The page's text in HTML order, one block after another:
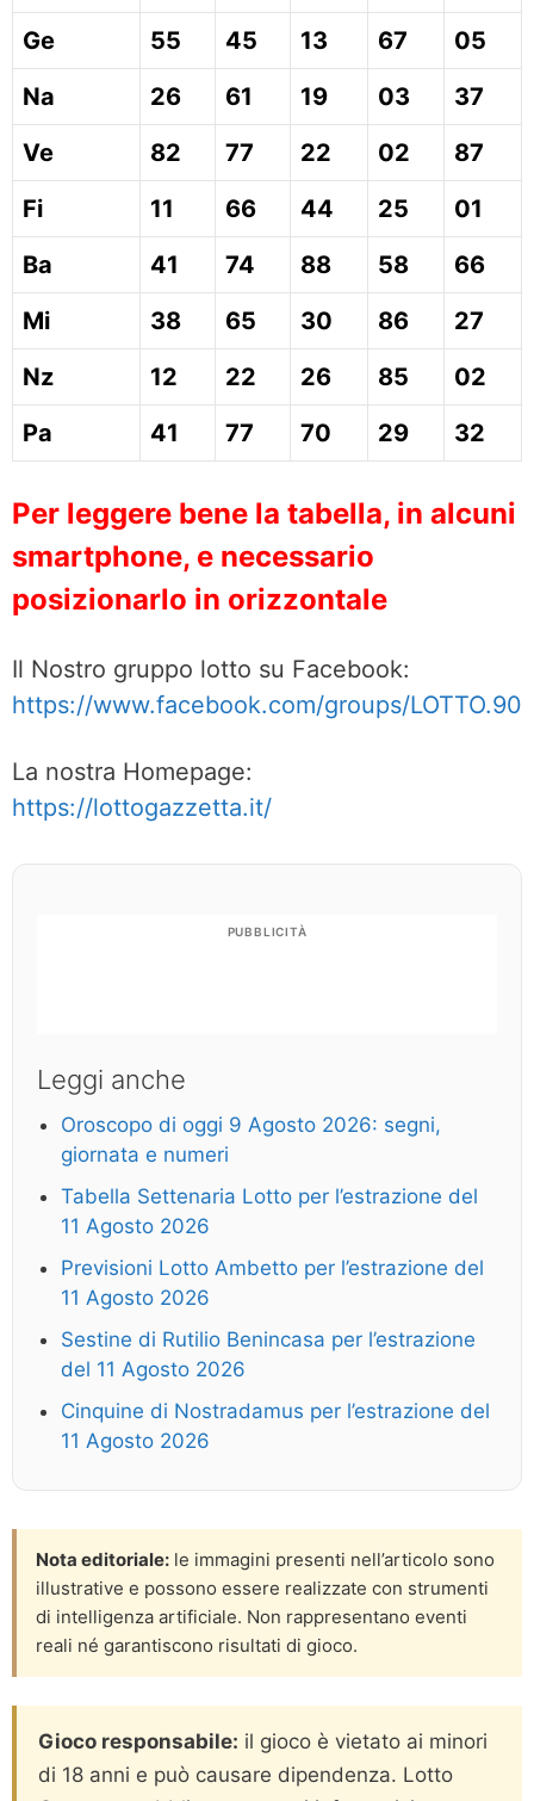
Ge
55 45 13 67
05
Na
26 61 19 03
37
Ve
82 77 22 02
87
Fi
11 66 44 25
01
Ba
41 74 88 58
66
Mi
38 65 30 86
27
Nz
12 22 26 85
02
Pa
41 77 70 29 32
Per leggere bene la tabella, in alcuni
smartphone, e necessario
posizionarlo in orizzontale
Il Nostro gruppo lotto su Facebook:
https://www.facebook.com/groups/LOTTO.90
La nostra Homepage:
https://lottogazzetta.it/
PUBBLICITÀ
Leggi anche
Oroscopo di oggi 9 Agosto 2026: segni,
giornata e numeri
Tabella Settenaria Lotto per l’estrazione del
11 Agosto 2026
Previsioni Lotto Ambetto per l’estrazione del
11 Agosto 2026
Sestine di Rutilio Benincasa per l’estrazione
del 11 Agosto 2026
Cinquine di Nostradamus per l’estrazione del
11 Agosto 2026
Nota editoriale: le immagini presenti nell’articolo sono
illustrative e possono essere realizzate con strumenti
di intelligenza artificiale. Non rappresentano eventi
reali né garantiscono risultati di gioco.
Gioco responsabile: il gioco è vietato ai minori
di 18 anni e può causare dipendenza. Lotto